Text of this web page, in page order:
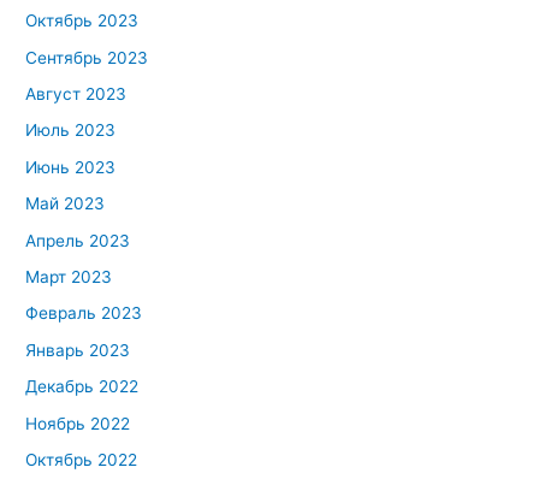
Октябрь 2023
Сентябрь 2023
Август 2023
Июль 2023
Июнь 2023
Май 2023
Апрель 2023
Март 2023
Февраль 2023
Январь 2023
Декабрь 2022
Ноябрь 2022
Октябрь 2022